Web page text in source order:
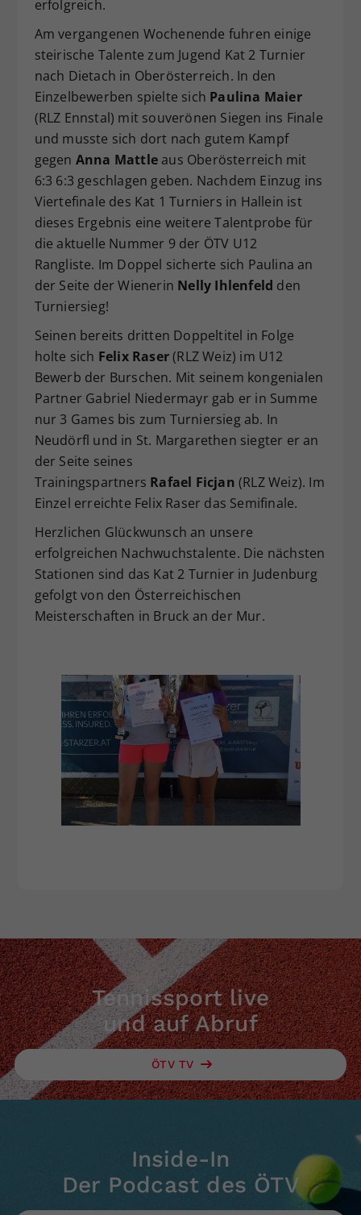
erfolgreich.
Am vergangenen Wochenende fuhren einige
steirische Talente zum Jugend Kat 2 Turnier
nach Dietach in Oberösterreich. In den
Einzelbewerben spielte sich Paulina Maier
(RLZ Ennstal) mit souverönen Siegen ins Finale
und musste sich dort nach gutem Kampf
gegen Anna Mattleaus Oberösterreich mit
6:3 6:3 geschlagen geben. Nachdem Einzug ins
Viertefinale des Kat 1 Turniers in Hallein ist
dieses Ergebnis eine weitere Talentprobe für
die aktuelle Nummer 9 der ÖTV U12
Rangliste. Im Doppel sicherte sich Paulina an
der Seite der Wienerin Nelly Ihlenfeld den
Turniersieg!
Seinen bereits dritten Doppeltitel in Folge
holte sich Felix Raser(RLZ Weiz) im U12
Bewerb der Burschen. Mit seinem kongenialen
Partner Gabriel Niedermayr gab er in Summe
nur 3 Games bis zum Turniersieg ab. In
Neudörfl und in St. Margarethen siegter er an
der Seite seines
Trainingspartners Rafael Ficjan (RLZ Weiz). Im
Einzel erreichte Felix Raser das Semifinale.
Herzlichen Glückwunsch an unsere
erfolgreichen Nachwuchstalente. Die nächsten
Stationen sind das Kat 2 Turnier in Judenburg
gefolgt von den Österreichischen
Meisterschaften in Bruck an der Mur.
Tennissport live
und auf Abruf
ÖTV TV
Inside-In
Der Podcast des ÖTV
Zweck
Einstellungen. Unter anderem eine
zufällig generierte ID, für die
historische Speicherung Ihrer
vorgenommen Einstellungen, falls der
Webseiten-Betreiber dies eingestellt
hat.